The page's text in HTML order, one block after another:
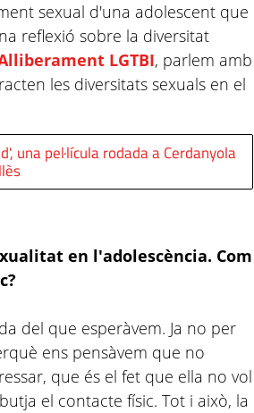
sexual d'una adolescent que
reflexió sobre la diversitat
LGTBI, parlem amb
les diversitats sexuals en el
una pel·lícula rodada a Cerdanyola
en l'adolescència. Com
del que esperàvem. Ja no per
ens pensàvem que no
que és el fet que ella no vol
el contacte físic. Tot i això, la